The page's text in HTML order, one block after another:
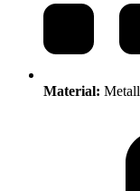
Material: Metall